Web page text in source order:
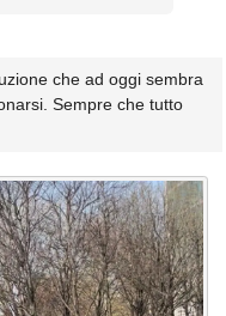
che ad oggi sembra
Sempre che tutto